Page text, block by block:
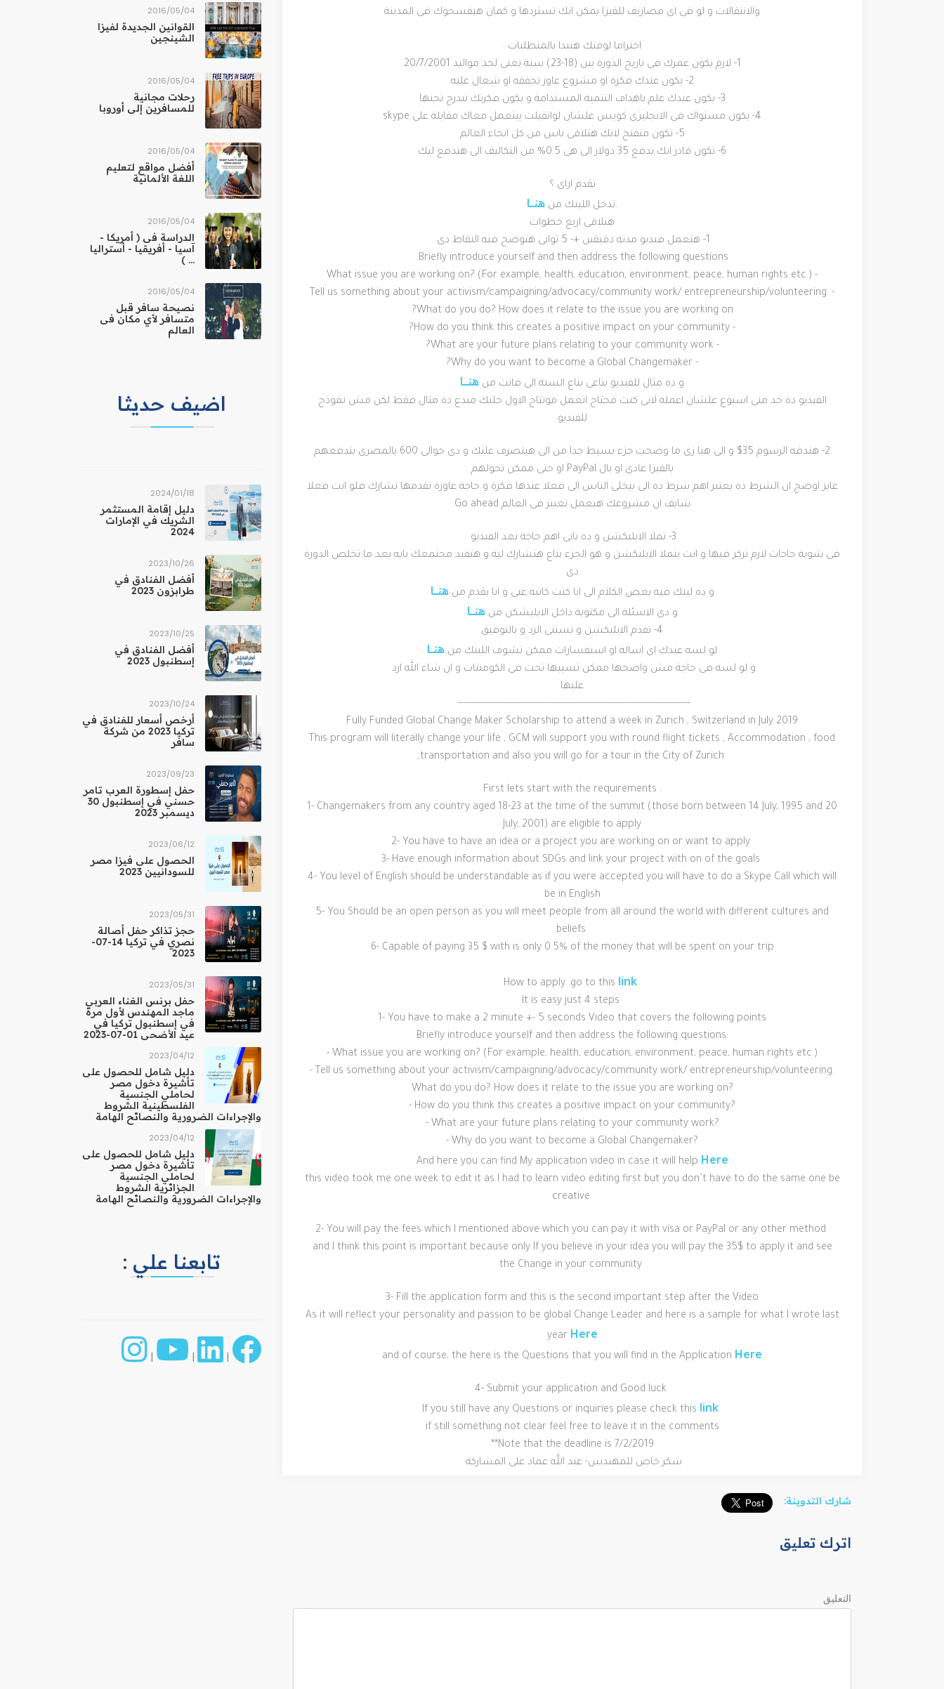
والانتقالات و لو فى اى مصاريف للفيزا يمكن انك تستردها و كمان هيفسحوك فى المدينة
احتراما لوقتك هنبدا بالمتطلبات :
1- لازم يكون عمرك فى تاريخ الدورة بين (18-23) سنة يعنى لحد مواليد 20/7/2001
2- يكون عندك فكرة او مشروع عاوز تحققه او شغال عليه
3- يكون عندك علم باهداف التنمية المستدامة و يكون فكرتك تندرج تحتها
4- يكون مستواك فى الانجليزى كويس علشان لواتقبلت بيتعمل معاك مقابلة على skype
5- تكون متفتح لانك هتلاقى ناس من كل انحاء العالم
6- تكون قادر انك تدفع 35 دولار الى هى 0.5% من التكاليف الى هتدفع ليك
تقدم ازاى ؟
.تدخل اللينك من هنـــــا
هتلاقى اربع خطوات
1- هتعمل فيديو مدته دقيقين +- 5 ثوانى هتوضح فيه النقاط دى
Briefly introduce yourself and then address the following questions:
- What issue you are working on? (For example, health, education, environment, peace, human rights etc.)
- Tell us something about your activism/campaigning/
advocacy/community work/ entrepreneurship/volunteering.
What do you do? How does it relate to the issue you are working on?
- How do you think this creates a positive impact on your community?
- What are your future plans relating to your community work?
- Why do you want to become a Global Changemaker?
و ده مثال للفيديو بتاعى بتاع السنة الى فاتت من هنــــــا
الفيديو ده خد منى اسبوع علشان اعمله لانى كنت محتاج اتعمل مونتاج الاول خليك مبدع ده مثال فقط لكن مش نموذج
للفيديو
2- هتدفه الرسوم 35$ و الى هيا زى ما وضحت جزء بسيط جدا من الى هيتصرف عليك و دى حوالى 600 بالمصرى بتدفعهم
بالفيزا عادى او بال PayPal او حتى ممكن تحولهم
عايز اوضح ان الشرط ده يعتبر اهم شرط ده الى بيخلى الناس الى فعلا عندها فكرة و حاجة عاوزة تقدمها تشارك فلو انت فعلا
شايف ان مشروعك هيعمل تغيير فى العالم Go ahead
3- تملا الابليكشن و ده تانى اهم حاجة بعد الفيديو
فى شوية حاجات لازم تركز فيها و انت بتملا الابليكشن و هو الجزء بتاع هتشارك ليه و هتفيد مجتمعك بايه بعد ما تخلص الدورة
دى
و ده لينك فيه بعض الكلام الى انا كنت كاتبه عنى و انا بقدم منهنـــــا
و دى الاسئلة الى مكتوبة داخل الابليشكن منهنـــــا
4- تقدم الابليكشن و تستنى الرد و بالتوفيق
لو لسه عندك اى اسالة او استفسارات ممكن تشوف اللينك من هنــــا
و لو لسه فى حاجة مش واضحها ممكن تسيبها تحت فى الكومنتات و ان شاء الله ارد
عليها
--------------------------
--------------------------
--------------------------
-----
Fully Funded Global Change Maker Scholarship to attend a week in Zurich , Switzerland in July 2019
This program will literally change your life , GCM will support you with round flight tickets , Accommodation , food
,transportation and also you will go for a tour in the City of Zurich
First lets start with the requirements :
1- Changemakers from any country aged 18-23 at the time of the summit (those born between 14 July, 1995 and 20
July, 2001) are eligible to apply
2- You have to have an idea or a project you are working on or want to apply
3- Have enough information about SDGs and link your project with on of the goals
4- You level of English should be understandable as if you were accepted you will have to do a Skype Call which will
be in English
5- You Should be an open person as you will meet people from all around the world with different cultures and
beliefs
6- Capable of paying 35 $ with is only 0.5% of the money that will be spent on your trip
How to apply .go to this link
It is easy just 4 steps
1- You have to make a 2 minute +- 5 seconds Video that covers the following points
Briefly introduce yourself and then address the following questions:
- What issue you are working on? (For example, health, education, environment, peace, human rights etc.)
- Tell us something about your activism/campaigning/advocacy/community work/ entrepreneurship/volunteering.
What do you do? How does it relate to the issue you are working on?
- How do you think this creates a positive impact on your community?
- What are your future plans relating to your community work?
- Why do you want to become a Global Changemaker?
And here you can find My application video in case it will help Here
this video took me one week to edit it as I had to learn video editing first but you don’t have to do the same one be
creative
2- You will pay the fees which I mentioned above which you can pay it with visa or PayPal or any other method
and I think this point is important because only If you believe in your idea you will pay the 35$ to apply it and see
the Change in your community
3- Fill the application form and this is the second important step after the Video
As it will reflect your personality and passion to be global Change Leader and here is a sample for what I wrote last
year Here
and of course, the here is the Questions that you will find in the Application Here
4- Submit your application and Good luck
If you still have any Questions or inquiries please check this link
if still something not clear feel free to leave it in the comments
**Note that the deadline is 7/2/2019
شكر خاص للمهندس- عبد الله عماد على المشاركة
شارك التدوينة:
اترك تعليق
التعليق
04‏/05‏/2016
القوانين الجديدة لفيزا
الشينجين
04‏/05‏/2016
رحلات مجانية
للمسافرين إلى أوروبا
04‏/05‏/2016
أفضل مواقع لتعليم
اللغة الألمانية
04‏/05‏/2016
الدراسة فى ( أمريكا -
آسيا - أفريقيا - أستراليا
... )
04‏/05‏/2016
نصيحة سافر قبل
متسافر لأي مكان فى
العالم
اضيف حديثا
18‏/01‏/2024
دليل إقامة المستثمر
الشريك في الإمارات
2024
26‏/10‏/2023
أفضل الفنادق في
طرابزون 2023
25‏/10‏/2023
أفضل الفنادق في
إسطنبول 2023
24‏/10‏/2023
أرخص أسعار للفنادق في
تركيا 2023 من شركة
سافر
23‏/09‏/2023
حفل إسطورة العرب تامر
حسني في إسطنبول 30
ديسمبر 2023
12‏/06‏/2023
الحصول على فيزا مصر
للسودانيين 2023
31‏/05‏/2023
حجز تذاكر حفل أصالة
نصري في تركيا 14-07-
2023
31‏/05‏/2023
حفل برنس الغناء العربي
ماجد المهندس لأول مرة
في إسطنبول تركيا في
عيد الأضحى 01-07-2023
12‏/04‏/2023
دليل شامل للحصول على
تأشيرة دخول مصر
لحاملي الجنسية
الفلسطينية الشروط
والإجراءات الضرورية والنصائح الهامة
12‏/04‏/2023
دليل شامل للحصول على
تأشيرة دخول مصر
لحاملي الجنسية
الجزائرية الشروط
والإجراءات الضرورية والنصائح الهامة
تابعنا علي :
|
|
|